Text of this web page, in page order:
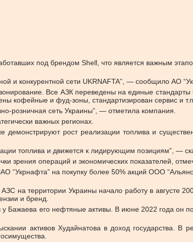
под брендом Shell, что является важным
и конкурентной сети UKRNAFTA”, — сообщило АО
Все АЗК переведены на единые
кофейные и фуд-зоны, стандартизирован сервис и т.п.
розничная сеть Украины”, — отметила компания.
важных регионах.
рост реализации топлива и
топлива и движется к лидирующим позициям”, —
зрения операций и экономических показателей,
на покупку более 50% акций ООО
на территории Украины начало работу в августе
и бренд.
Бажаева его нефтяные активы. В июне 2022 года он
активов Худайнатова в доход государства. В